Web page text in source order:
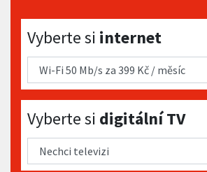
Vyberte si internet
Vyberte si internet
Vyberte si digitální TV
Vyberte si digitální TV